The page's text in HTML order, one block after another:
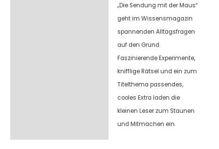
„Die Sendung mit der Maus“
geht im Wissensmagazin
spannenden Alltagsfragen
auf den Grund.
Faszinierende Experimente,
knifflige Rätsel und ein zum
Titelthema passendes,
cooles Extra laden die
kleinen Leser zum Staunen
und Mitmachen ein.